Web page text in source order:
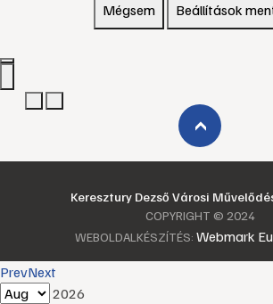
Mégsem Beállítások
›
Keresztury Dezső Városi
COPYRIGHT © 2024
WEBOLDALKÉSZÍTÉS: Webmark
PrevNext
2026